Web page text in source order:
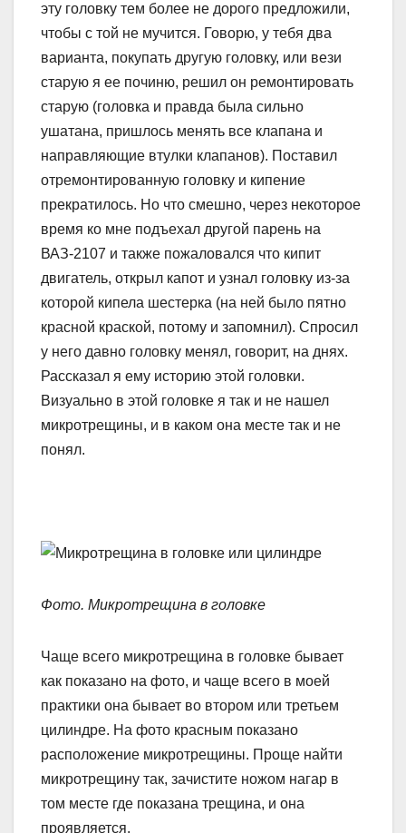
эту головку тем более не дорого предложили,
чтобы с той не мучится. Говорю, у тебя два
варианта, покупать другую головку, или вези
старую я ее починю, решил он ремонтировать
старую (головка и правда была сильно
ушатана, пришлось менять все клапана и
направляющие втулки клапанов). Поставил
отремонтированную головку и кипение
прекратилось. Но что смешно, через некоторое
время ко мне подъехал другой парень на
ВАЗ-2107 и также пожаловался что кипит
двигатель, открыл капот и узнал головку из-за
которой кипела шестерка (на ней было пятно
красной краской, потому и запомнил). Спросил
у него давно головку менял, говорит, на днях.
Рассказал я ему историю этой головки.
Визуально в этой головке я так и не нашел
микротрещины, и в каком она месте так и не
понял.
Фото. Микротрещина в головке
Чаще всего микротрещина в головке бывает
как показано на фото, и чаще всего в моей
практики она бывает во втором или третьем
цилиндре. На фото красным показано
расположение микротрещины. Проще найти
микротрещину так, зачистите ножом нагар в
том месте где показана трещина, и она
проявляется.